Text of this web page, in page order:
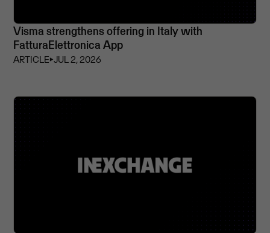
Visma strengthens offering in Italy with
FatturaElettronica App
ARTICLE⏵JUL 2, 2026